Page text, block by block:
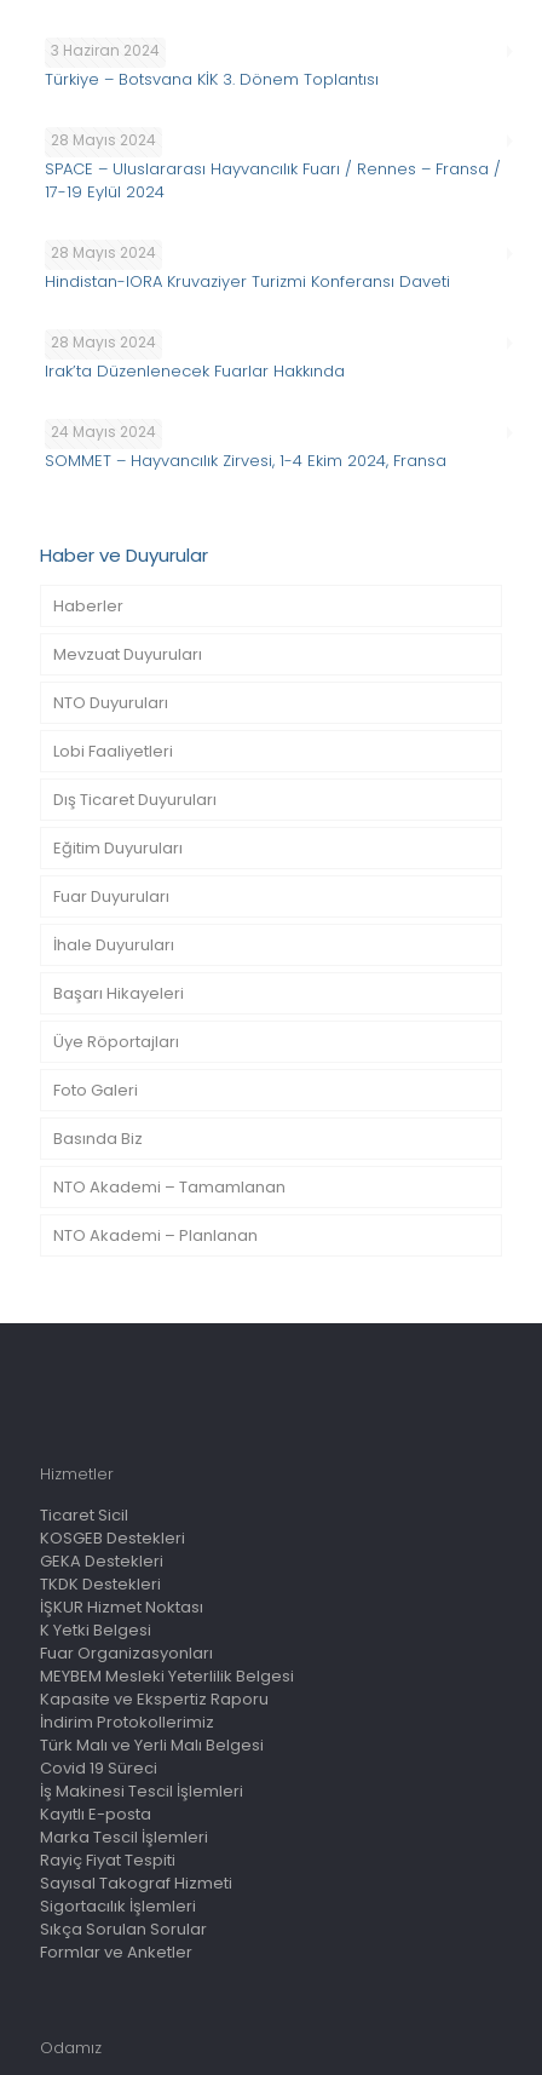
3 Haziran 2024
Türkiye – Botsvana KİK 3. Dönem Toplantısı
28 Mayıs 2024
SPACE – Uluslararası Hayvancılık Fuarı / Rennes – Fransa /
17-19 Eylül 2024
28 Mayıs 2024
Hindistan-IORA Kruvaziyer Turizmi Konferansı Daveti
28 Mayıs 2024
Irak’ta Düzenlenecek Fuarlar Hakkında
24 Mayıs 2024
SOMMET – Hayvancılık Zirvesi, 1-4 Ekim 2024, Fransa
Haber ve Duyurular
Haberler
Mevzuat Duyuruları
NTO Duyuruları
Lobi Faaliyetleri
Dış Ticaret Duyuruları
Eğitim Duyuruları
Fuar Duyuruları
İhale Duyuruları
Başarı Hikayeleri
Üye Röportajları
Foto Galeri
Basında Biz
NTO Akademi – Tamamlanan
NTO Akademi – Planlanan
Hizmetler
Ticaret Sicil
KOSGEB Destekleri
GEKA Destekleri
TKDK Destekleri
İŞKUR Hizmet Noktası
K Yetki Belgesi
Fuar Organizasyonları
MEYBEM Mesleki Yeterlilik Belgesi
Kapasite ve Ekspertiz Raporu
İndirim Protokollerimiz
Türk Malı ve Yerli Malı Belgesi
Covid 19 Süreci
İş Makinesi Tescil İşlemleri
Kayıtlı E-posta
Marka Tescil İşlemleri
Rayiç Fiyat Tespiti
Sayısal Takograf Hizmeti
Sigortacılık İşlemleri
Sıkça Sorulan Sorular
Formlar ve Anketler
Odamız